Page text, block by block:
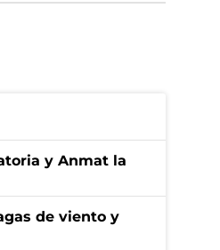
y Anmat la
de viento y